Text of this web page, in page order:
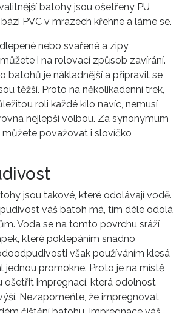
batohy jsou ošetřeny PU
PVC v mrazech křehne a láme se.
nebo svařené a zipy
i na rolovací způsob zavírání.
batohů je nákladnější a připravit se
těžší. Proto na několikadenní trek,
roli každé kilo navíc, nemusí
nejlepší volbou. Za synonymum
považovat i slovíčko
jsou takové, které odolávají vodě.
váš batoh má, tím déle odolá
Voda se na tomto povrchu sráží
které poklepáním snadno
však používáním klesá
jednou promokne. Proto je na místě
ošetřit impregnací, která odolnost
Nezapomeňte, že impregnovat